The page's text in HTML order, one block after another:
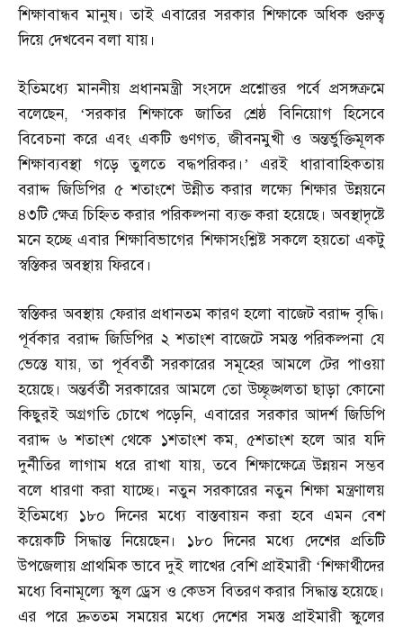
শিক্ষাবান্ধব মানুষ। তাই এবারের সরকার শিক্ষাকে অধিক গুরুত্ব
দিয়ে দেখবেন বলা যায়।
ইতিমধ্যে মাননীয় প্রধানমন্ত্রী সংসদে প্রশ্নোত্তর পর্বে প্রসঙ্গক্রমে
বলেছেন, ‘সরকার শিক্ষাকে জাতির শ্রেষ্ঠ বিনিয়োগ হিসেবে
বিবেচনা করে এবং একটি গুণগত,জীবনমুখী ও অন্তর্ভুক্তিমূলক
শিক্ষাব্যবস্থা গড়ে তুলতে বদ্ধপরিকর।’ এরই ধারাবাহিকতায়
বরাদ্দ জিডিপির ৫ শতাংশে উন্নীত করার লক্ষ্যে শিক্ষার উন্নয়নে
৪৩টি ক্ষেত্র চিহ্নিত করার পরিকল্পনা ব্যক্ত করা হয়েছে। অবস্থাদৃষ্টে
মনে হচ্ছে এবার শিক্ষাবিভাগের শিক্ষাসংশ্লিষ্ট সকলে হয়তো একটু
স্বস্তিকর অবস্থায় ফিরবে।
স্বস্তিকর অবস্থায় ফেরার প্রধানতম কারণ হলো বাজেট বরাদ্দ বৃদ্ধি।
পূর্বকার বরাদ্দ জিডিপির ২ শতাংশ বাজেটে সমস্ত পরিকল্পনা যে
ভেস্তে যায়,তা পূর্ববর্তী সরকারের সমূহের আমলে টের পাওয়া
হয়েছে। অন্তর্বর্তী সরকারের আমলে তো উচ্ছৃঙ্খলতা ছাড়া কোনো
কিছুরই অগ্রগতি চোখে পড়েনি, এবারের সরকার আদর্শ জিডিপি
বরাদ্দ ৬ শতাংশ থেকে ১শতাংশ কম, ৫শতাংশ হলে আর যদি
দুর্নীতির লাগাম ধরে রাখা যায়,তবে শিক্ষাক্ষেত্রে উন্নয়ন সম্ভব
বলে ধারণা করা যাচ্ছে। নতুন সরকারের নতুন শিক্ষা মন্ত্রণালয়
ইতিমধ্যে ১৮০ দিনের মধ্যে বাস্তবায়ন করা হবে এমন বেশ
কয়েকটি সিদ্ধান্ত নিয়েছেন। ১৮০ দিনের মধ্যে দেশের প্রতিটি
উপজেলায় প্রাথমিক ভাবে দুই লাখের বেশি প্রাইমারী ‘শিক্ষার্থীদের
মধ্যে বিনামূল্যে স্কুল ড্রেস ও কেডস বিতরণ করার সিদ্ধান্ত হয়েছে।
এর পরে দ্রুততম সময়ের মধ্যে দেশের সমস্ত প্রাইমারী স্কুলের